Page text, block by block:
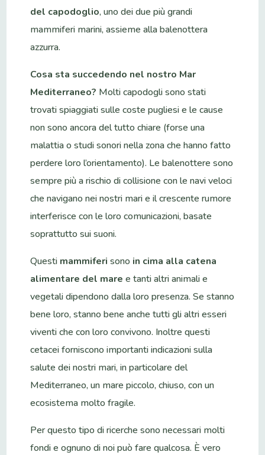
del capodoglio, uno dei due più grandi
mammiferi marini, assieme alla balenottera
azzurra.
Cosa sta succedendo nel nostro Mar
Mediterraneo? Molti capodogli sono stati
trovati spiaggiati sulle coste pugliesi e le cause
non sono ancora del tutto chiare (forse una
malattia o studi sonori nella zona che hanno fatto
perdere loro l’orientamento). Le balenottere sono
sempre più a rischio di collisione con le navi veloci
che navigano nei nostri mari e il crescente rumore
interferisce con le loro comunicazioni, basate
soprattutto sui suoni.
Questi mammiferi sono in cima alla catena
alimentare del mare e tanti altri animali e
vegetali dipendono dalla loro presenza. Se stanno
bene loro, stanno bene anche tutti gli altri esseri
viventi che con loro convivono. Inoltre questi
cetacei forniscono importanti indicazioni sulla
salute dei nostri mari, in particolare del
Mediterraneo, un mare piccolo, chiuso, con un
ecosistema molto fragile.
Per questo tipo di ricerche sono necessari molti
fondi e ognuno di noi può fare qualcosa. È vero